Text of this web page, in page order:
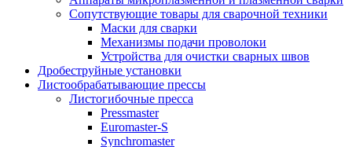
Сопутствующие товары для сварочной техники
Маски для сварки
Механизмы подачи проволоки
Устройства для очистки сварных швов
Дробеструйные установки
Листообрабатывающие прессы
Листогибочные пресса
Pressmaster
Euromaster-S
Synchromaster